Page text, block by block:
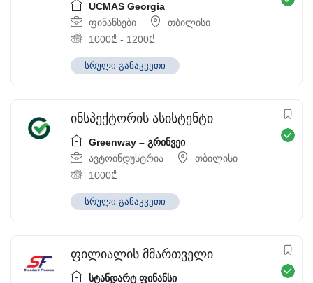
UCMAS Georgia
ფინანსები
თბილისი
1000₾ - 1200₾
სრული განაკვეთი
ინსპექტორის ასისტენტი
Greenway – გრინვეი
ავტოინდუსტრია
თბილისი
1000₾
სრული განაკვეთი
ფილიალის მმართველი
სტანდარტ ფინანსი